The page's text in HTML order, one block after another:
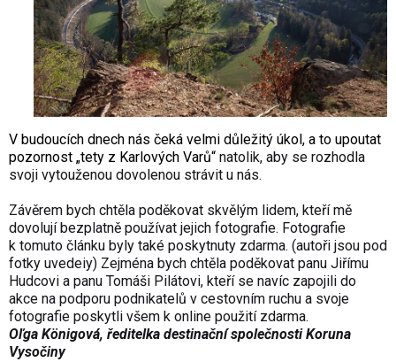
V budoucích dnech nás čeká velmi důležitý úkol, a to upoutat
pozornost „tety z Karlových Varů“ natolik, aby se rozhodla
svoji vytouženou dovolenou strávit u nás.
Závěrem bych chtěla poděkovat skvělým lidem, kteří mě
dovolují bezplatně používat jejich fotografie. Fotografie
k tomuto článku byly také poskytnuty zdarma. (autoři jsou pod
fotky uvedeiy) Zejména bych chtěla poděkovat panu Jiřímu
Hudcovi a panu Tomáši Pilátovi, kteří se navíc zapojili do
akce na podporu podnikatelů v cestovním ruchu a svoje
fotografie poskytli všem k online použití zdarma.
Oľga Königová, ředitelka destinační společnosti Koruna
Vysočiny